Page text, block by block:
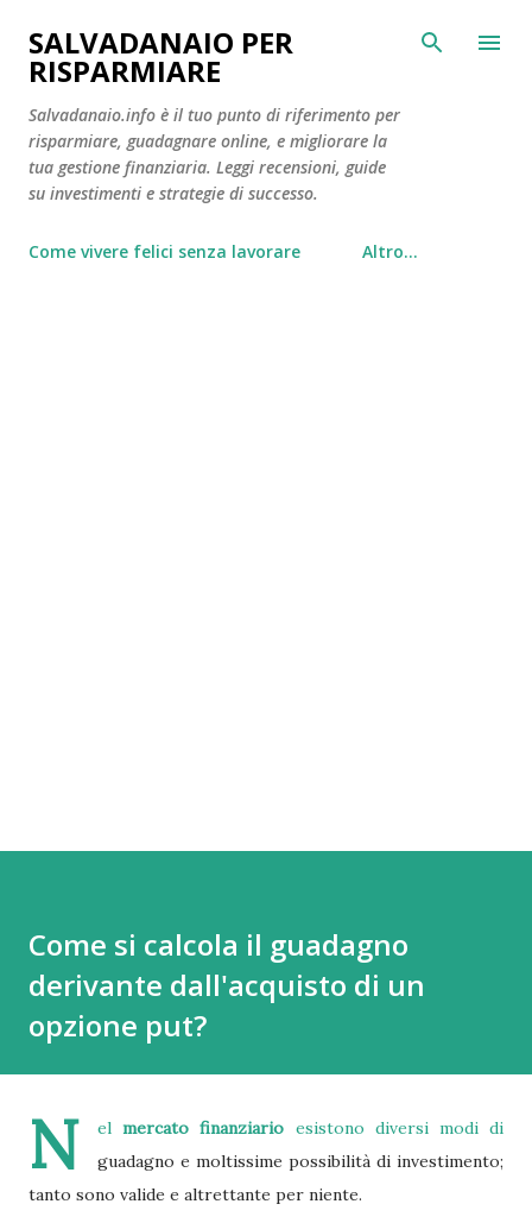
Passa ai contenuti principali
SALVADANAIO PER
RISPARMIARE
Salvadanaio.info è il tuo punto di riferimento per
risparmiare, guadagnare online, e migliorare la
tua gestione finanziaria. Leggi recensioni, guide
su investimenti e strategie di successo.
Come vivere felici senza lavorare Altro…
Come si calcola il guadagno
derivante dall'acquisto di un
opzione put?
N elmercato finanziario esistono diversi modi di
guadagno e moltissime possibilità di investimento;
tanto sono valide e altrettante per niente.